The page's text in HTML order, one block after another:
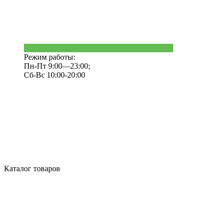
Режим работы:
Пн-Пт 9:00—23:00;
Сб-Вс 10:00-20:00
Каталог товаров